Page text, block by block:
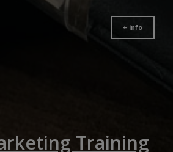
+ info
Training